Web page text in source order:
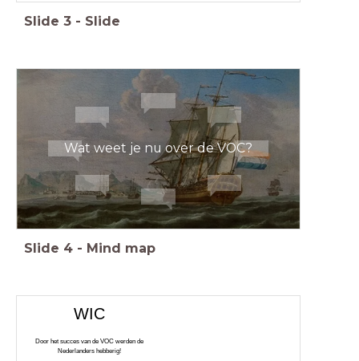
Slide 3 - Slide
Wat weet je nu over de VOC?
Slide 4 - Mind map
WIC
Door het succes van de VOC werden de
Nederlanders hebberig!